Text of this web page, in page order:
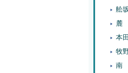
舩
麓
本
牧
南